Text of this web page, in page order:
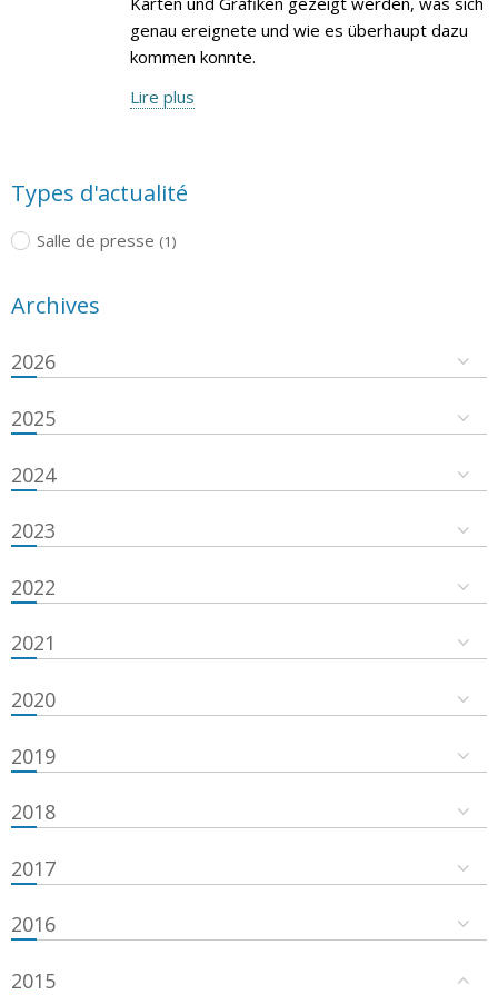
genau ereignete und wie es überhaupt dazu
kommen konnte.
Lire plus
Types d'actualité
Salle de presse (1)
Archives
2026
2025
2024
2023
2022
2021
2020
2019
2018
2017
2016
2015